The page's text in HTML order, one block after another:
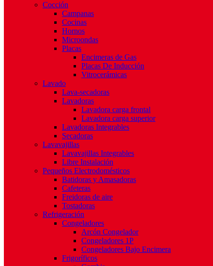
Cocción
Campanas
Cocinas
Hornos
Microondas
Placas
Encimeras de Gas
Placas De Inducción
Vitrocerámicas
Lavado
Lava-secadoras
Lavadoras
Lavadora carga frontal
Lavadora carga superior
Lavadoras Integrables
Secadoras
Lavavajillas
Lavavajillas Integrables
Libre Instalación
Pequeños Electrodomésticos
Batidoras y Amasadoras
Cafeteras
Freidoras de aire
Tostadoras
Refrigeración
Congeladores
Arcón Congelador
Congeladores 1P
Congeladores Bajo Encimera
Frigoríficos